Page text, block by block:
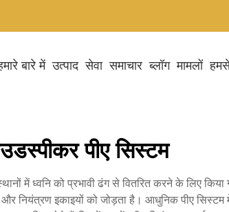
बारे में उत्पाद सेवा समाचार ब्लॉग मामलों
पीए सिस्टम
में ध्वनि को प्रभावी ढंग से वितरित करने के लिए
नियंत्रण इकाइयों को जोड़ता है। आधुनिक पीए